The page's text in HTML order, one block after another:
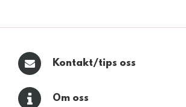
Kontakt/tips oss
Om oss